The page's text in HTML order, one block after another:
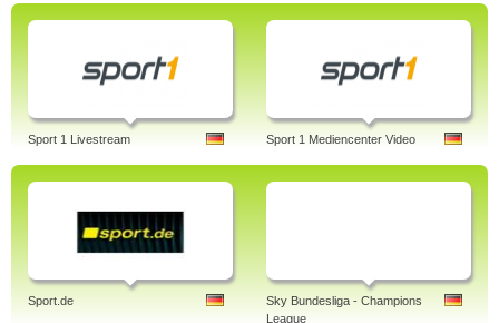
Sport 1 Livestream Sport 1 Mediencenter Video
Sport.de
Sky Bundesliga - Champions
League